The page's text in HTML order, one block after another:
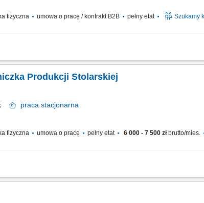
fizyczna umowa o pracę / kontrakt B2B pełny etat Szukamy
i montaż zabudowy meblowej oraz elementów wykończenia wnętrz
Produkcji Stolarskiej
praca stacjonarna
fizyczna umowa o pracę pełny etat 6 000 - 7 500 złbrutto/mies.
związanych z produkcją drzwi drewnianych. Obróbka drewna